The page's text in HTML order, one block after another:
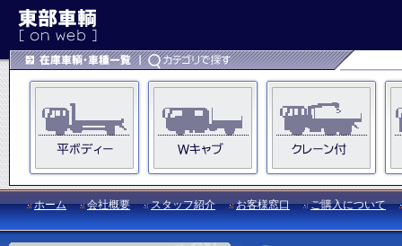
ホーム 会社概要 スタッフ紹介 お客様窓口 ご購入について